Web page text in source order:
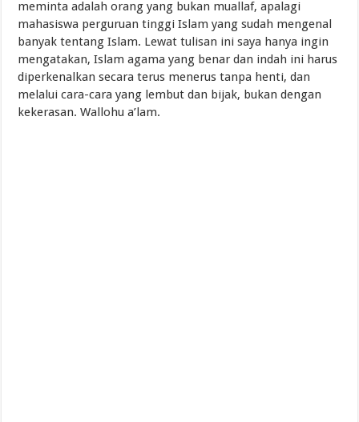
meminta adalah orang yang bukan muallaf, apalagi
mahasiswa perguruan tinggi Islam yang sudah mengenal
banyak tentang Islam. Lewat tulisan ini saya hanya ingin
mengatakan, Islam agama yang benar dan indah ini harus
diperkenalkan secara terus menerus tanpa henti, dan
melalui cara-cara yang lembut dan bijak, bukan dengan
kekerasan. Wallohu a’lam.